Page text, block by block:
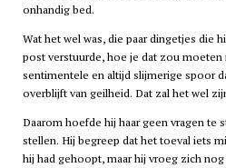
onhandig bed.
Wat het wel was, die paar dingetjes die
post verstuurde, hoe je dat zou
sentimentele en altijd slijmerige spoor
overblijft van geilheid. Dat zal het wel
Daarom hoefde hij haar geen vragen te
stellen. Hij begreep dat het toeval iets
hij had gehoopt, maar hij vroeg zich